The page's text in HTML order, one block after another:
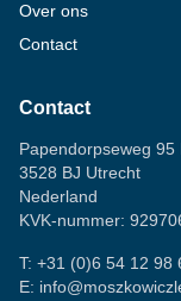
Over ons
Contact
Contact
Papendorpseweg
3528 BJ Utrecht
Nederland
KVK-nummer:
T: +31 (0)6 54 12 98
E: